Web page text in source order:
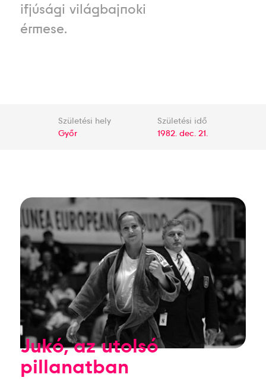
ifjúsági világbajnoki
érmese.
Születési hely
Győr
Születési idő
1982. dec. 21.
Jukó, az utolsó
pillanatban